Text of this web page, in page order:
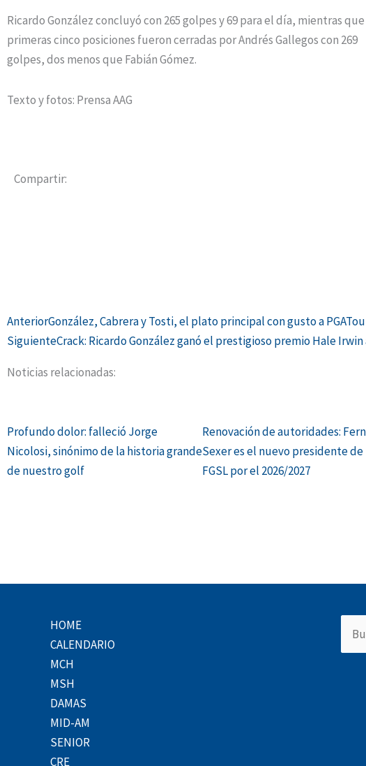
Ricardo González concluyó con 265 golpes y 69 para el día, mientras que
primeras cinco posiciones fueron cerradas por Andrés Gallegos con 269
golpes, dos menos que Fabián Gómez.
Texto y fotos: Prensa AAG
Compartir:
Ant
AnteriorGonzález, Cabrera y Tosti, el plato principal con gusto a
SiguienteCrack: Ricardo González ganó el prestigioso premio Hale
Noticias relacionadas:
Profundo dolor: falleció Jorge
Nicolosi, sinónimo de la historia grande
de nuestro golf
Renovación de autoridades:
Sexer es el nuevo presidente de
FGSL por el 2026/2027
HOME
CALENDARIO
MCH
MSH
DAMAS
MID-AM
SENIOR
CRE
por: